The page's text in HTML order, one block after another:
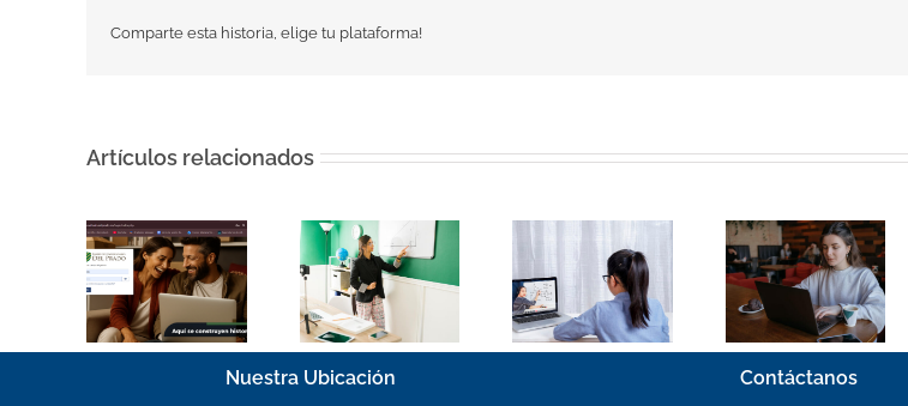
Comparte esta historia, elige tu plataforma!
Artículos relacionados
Los docentes
en la educación
en línea: el
papel clave de
la enseñanza
¿Qué puedes
estudiar en una
universidad en
línea SEP?
El panorama de
la educación a
distancia en
México 2026:
Eje
Resolviendo
dudas sobre
estudiar en una
Universidad a
distancia
Nuestra Ubicación Contáctanos